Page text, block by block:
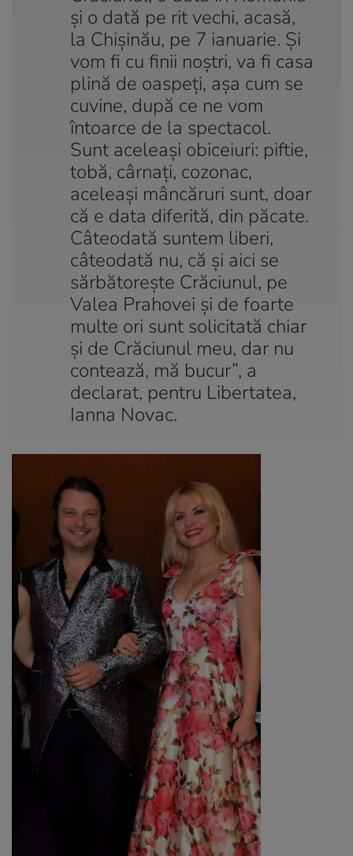
și o dată pe rit vechi, acasă,
la Chișinău, pe 7 ianuarie. Și
vom fi cu finii noștri, va fi casa
plină de oaspeți, așa cum se
cuvine, după ce ne vom
întoarce de la spectacol.
Sunt aceleași obiceiuri: piftie,
tobă, cârnați, cozonac,
aceleași mâncăruri sunt, doar
că e data diferită, din păcate.
Câteodată suntem liberi,
câteodată nu, că și aici se
sărbătorește Crăciunul, pe
Valea Prahovei și de foarte
multe ori sunt solicitată chiar
și de Crăciunul meu, dar nu
contează, mă bucur”, a
declarat, pentru Libertatea,
Ianna Novac.